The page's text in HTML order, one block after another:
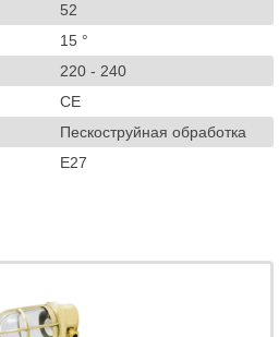
52
15 °
220 - 240
CE
Пескоструйная обработка
E27